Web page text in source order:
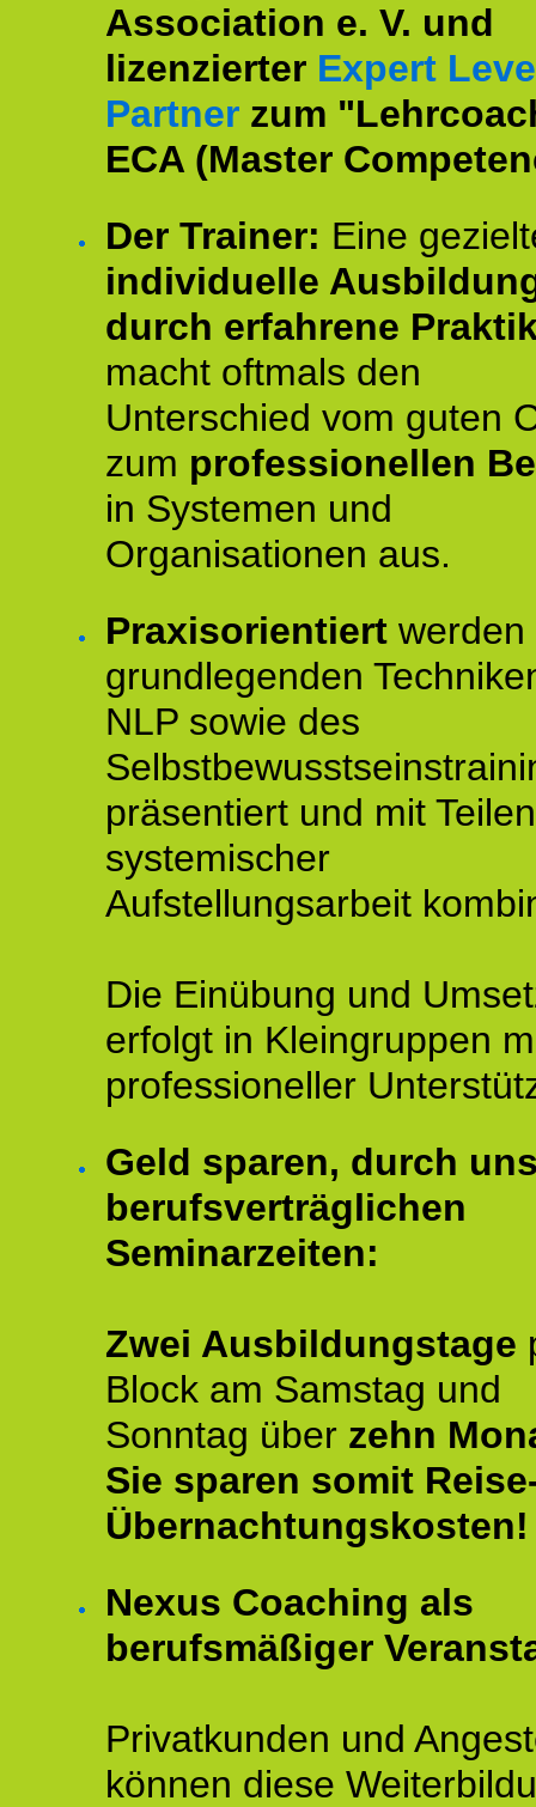
Association e. V. und
lizenzierter Expert
Partner zum
ECA (Master
Der Trainer: Eine
individuelle
durch erfahrene
macht oftmals den
Unterschied vom guten
zum professionellen
in Systemen und
Organisationen aus.
Praxisorientiert werden
grundlegenden
NLP sowie des
präsentiert und mit Teilen
systemischer
Aufstellungsarbeit
Die Einübung und
erfolgt in Kleingruppen
professioneller
Geld sparen, durch
berufsverträglichen
Seminarzeiten:
Zwei Ausbildungstage
Block am Samstag und
Sonntag über zehn
Sie sparen somit
Übernachtungskosten!
Nexus Coaching als
berufsmäßiger
Privatkunden und
können diese